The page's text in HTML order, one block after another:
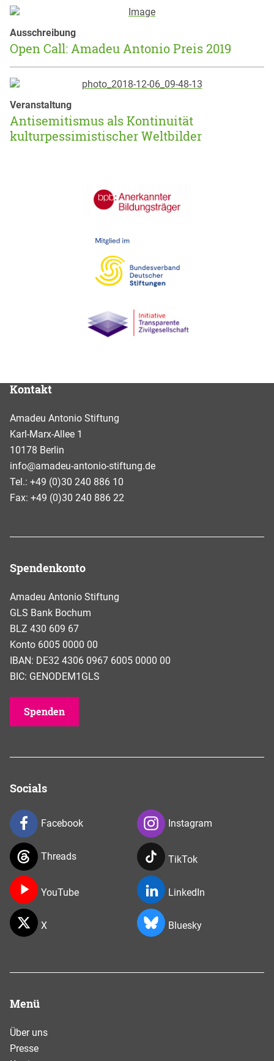
Ausschreibung
Open Call: Amadeu Antonio Preis 2019
Veranstaltung
Antisemitismus als Kontinuität
kulturpessimistischer Weltbilder
Kontakt
Amadeu Antonio Stiftung
Karl-Marx-Allee 1
10178 Berlin
info@amadeu-antonio-stiftung.de
Tel.: +49 (0)30 240 886 10
Fax: +49 (0)30 240 886 22
Spendenkonto
Amadeu Antonio Stiftung
GLS Bank Bochum
BLZ 430 609 67
Konto 6005 0000 00
IBAN: DE32 4306 0967 6005 0000 00
BIC: GENODEM1GLS
Spenden
Socials
Facebook Instagram
Threads TikTok
YouTube LinkedIn
X Bluesky
Menü
Über uns
Presse